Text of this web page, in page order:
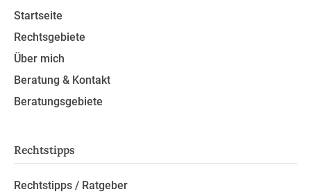
Startseite
Rechtsgebiete
Über mich
Beratung & Kontakt
Beratungsgebiete
Rechtstipps
Rechtstipps / Ratgeber